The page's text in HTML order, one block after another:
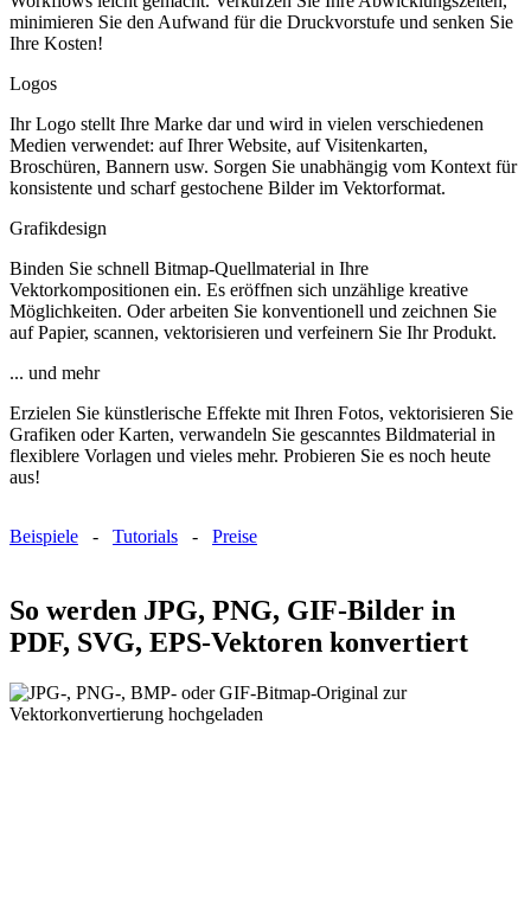
minimieren Sie den Aufwand für die Druckvorstufe und senken Sie
Ihre Kosten!
Logos
Ihr Logo stellt Ihre Marke dar und wird in vielen verschiedenen
Medien verwendet: auf Ihrer Website, auf Visitenkarten,
Broschüren, Bannern usw. Sorgen Sie unabhängig vom Kontext für
konsistente und scharf gestochene Bilder im Vektorformat.
Grafikdesign
Binden Sie schnell Bitmap-Quellmaterial in Ihre
Vektorkompositionen ein. Es eröffnen sich unzählige kreative
Möglichkeiten. Oder arbeiten Sie konventionell und zeichnen Sie
auf Papier, scannen, vektorisieren und verfeinern Sie Ihr Produkt.
... und mehr
Erzielen Sie künstlerische Effekte mit Ihren Fotos, vektorisieren Sie
Grafiken oder Karten, verwandeln Sie gescanntes Bildmaterial in
flexiblere Vorlagen und vieles mehr. Probieren Sie es noch heute
aus!
Beispiele - Tutorials - Preise
So werden JPG, PNG, GIF-Bilder in
PDF, SVG, EPS-Vektoren konvertiert